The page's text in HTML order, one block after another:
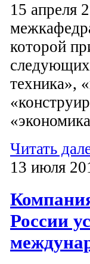
15 апреля
которой
техника»,
Читать
13 июля
России